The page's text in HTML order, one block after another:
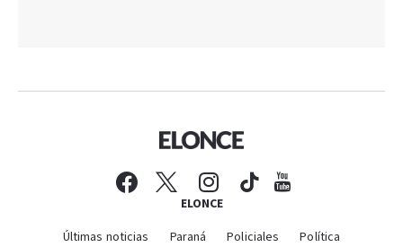
ELONCE
Últimas noticias Paraná Policiales
Política